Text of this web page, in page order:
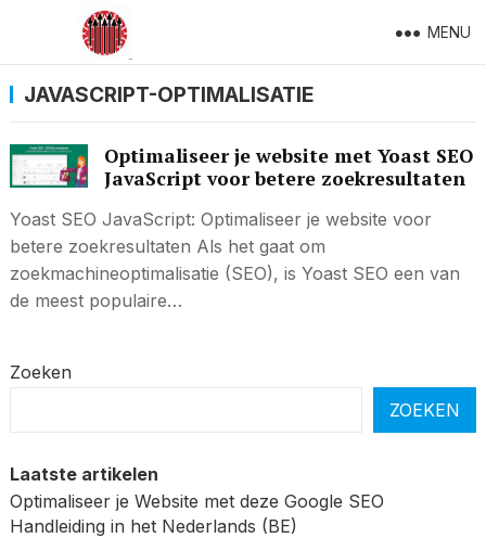
MENU
JAVASCRIPT-OPTIMALISATIE
Optimaliseer je website met Yoast SEO
JavaScript voor betere zoekresultaten
Yoast SEO JavaScript: Optimaliseer je website voor
betere zoekresultaten Als het gaat om
zoekmachineoptimalisatie (SEO), is Yoast SEO een van
de meest populaire…
Zoeken
ZOEKEN
Laatste artikelen
Optimaliseer je Website met deze Google SEO
Handleiding in het Nederlands (BE)